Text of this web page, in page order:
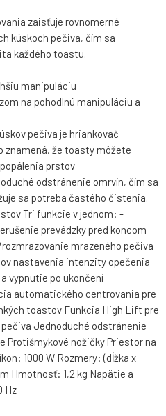
zaisťuje rovnomerné
kúskoch pečiva, čím sa
každého toastu.
manipuláciu
na pohodlnú manipuláciu a
pečiva je hriankovač
znamená, že toasty môžete
prstov
odstránenie omrvín, čím sa
sa potreba častého čistenia.
Tri funkcie v jednom: -
prevádzky pred koncom
mrazeného pečiva
nastavenia intenzity opečenia
vypnutie po ukončení
automatického centrovania pre
toastov Funkcia High Lift pre
Jednoduché odstránenie
Protišmykové nožičky Priestor na
1000 W Rozmery: (dĺžka x
Hmotnosť: 1,2 kg Napätie a
Hz